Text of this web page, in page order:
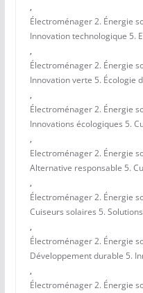
,
Électroménager 2. Énergie
Innovation technologique 5.
,
Électroménager 2. Énergie
Innovation verte 5. Écologie
,
Électroménager 2. Énergie
Innovations écologiques 5.
,
Electroménager 2. Énergie
Alternative responsable 5.
,
Électroménager 2. Énergie
Cuiseurs solaires 5.
,
Électroménager 2. Énergie
Développement durable 5.
,
Électroménager 2. Énergie